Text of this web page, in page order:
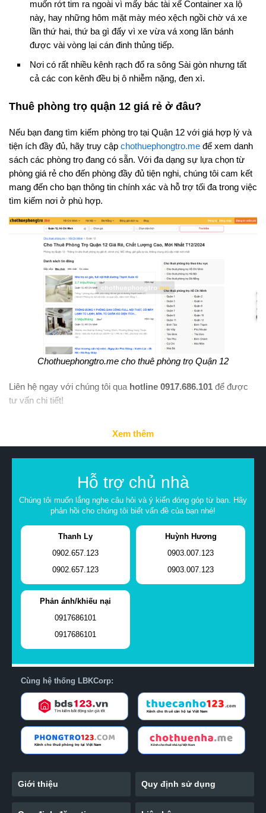
muốn rớt tim ra ngoài vì mấy bác tài xế Container xa lộ
này, hay những hôm mặt mày méo xệch ngồi chờ vá xe
lần thứ hai, thứ ba gì đấy vì xe vừa vá xong lăn bánh
được vài vòng lại cán đinh thủng tiếp.
Nơi có rất nhiều kênh rạch đổ ra sông Sài gòn nhưng tất
cả các con kênh đều bị ô nhiễm nặng, đen xì.
Thuê phòng trọ quận 12 giá rẻ ở đâu?
Nếu bạn đang tìm kiếm phòng trọ tại Quận 12 với giá hợp lý và
tiện ích đầy đủ, hãy truy cập chothuephongtro.me để xem danh
sách các phòng trọ đang có sẵn. Với đa dạng sự lựa chọn từ
phòng giá rẻ cho đến phòng đầy đủ tiện nghi, chúng tôi cam kết
mang đến cho bạn thông tin chính xác và hỗ trợ tối đa trong việc
tìm kiếm nơi ở phù hợp.
Chothuephongtro.me cho thuê phòng trọ Quận 12
Liên hệ ngay với chúng tôi qua hotline 0917.686.101 để được
tư vấn chi tiết!
Xem thêm
Hỗ trợ chủ nhà
Chúng tôi muốn lắng nghe câu hỏi và ý kiến đóng góp từ bạn. Hãy
phản hồi cho chúng tôi biết vấn đề của bạn nhé!
Thanh Ly
0902.657.123
0902.657.123
Huỳnh Hương
0903.007.123
0903.007.123
Phản ánh/khiếu nại
0917686101
0917686101
Cùng hệ thống LBKCorp:
Giới thiệu Quy định sử dụng